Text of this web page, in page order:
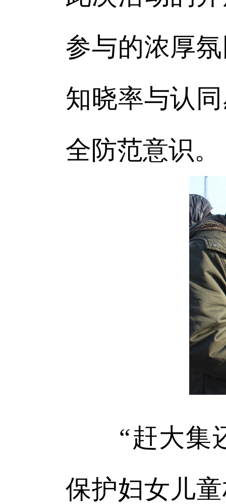
参与的浓厚
知晓率与认
全防范意识。
“赶大集还
保护妇女儿